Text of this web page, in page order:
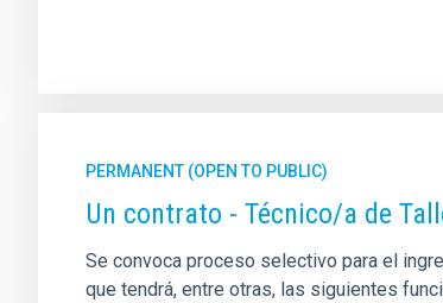
PERMANENT (OPEN TO PUBLIC)
Un contrato - Técnico/a de
Se convoca proceso selectivo para el
que tendrá, entre otras, las siguientes